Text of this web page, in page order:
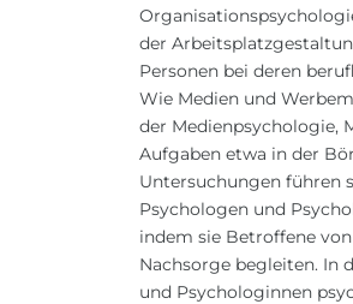
der
Personen bei deren
Wie Medien und
der Medienpsychologie,
Aufgaben etwa in der
Untersuchungen führen
Psychologen und
indem sie Betroffene
Nachsorge begleiten. In
und Psychologinnen